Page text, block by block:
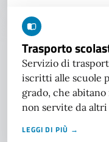
Trasporto
Servizio di
iscritti alle scuole
grado, che
non servite da
LEGGI DI PIÙ →